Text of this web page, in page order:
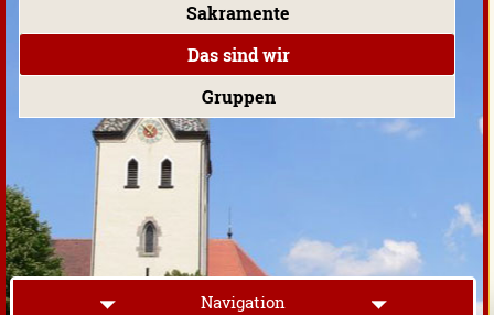
Sakramente
Das sind wir
Gruppen
Navigation